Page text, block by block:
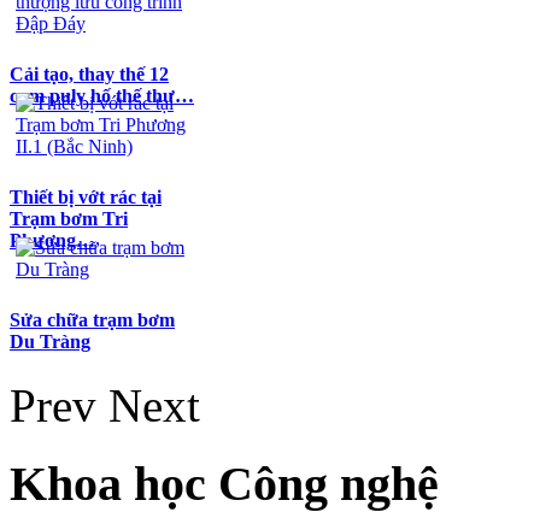
Cải tạo, thay thế 12
cụm puly hố thế thư…
Thiết bị vớt rác tại
Trạm bơm Tri
Phương…
Sửa chữa trạm bơm
Du Tràng
Prev Next
Khoa học Công nghệ